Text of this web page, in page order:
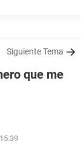
Siguiente Tema
que me